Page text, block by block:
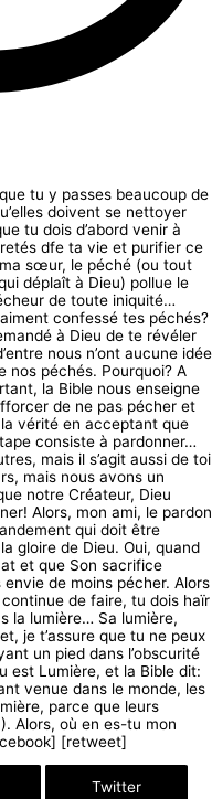
tu y passes beaucoup de
doivent se nettoyer
tu dois d’abord venir à
dfe ta vie et purifier ce
sœur, le péché (ou tout
déplaît à Dieu) pollue le
de toute iniquité…
confessé tes péchés?
à Dieu de te révéler
nous n’ont aucune idée
nos péchés. Pourquoi? A
la Bible nous enseigne
de ne pas pécher et
la vérité en acceptant que
consiste à pardonner…
mais il s’agit aussi de toi
mais nous avons un
notre Créateur, Dieu
Alors, mon ami, le pardon
qui doit être
gloire de Dieu. Oui, quand
et que Son sacrifice
de moins pécher. Alors
de faire, tu dois haïr
la lumière… Sa lumière,
je t’assure que tu ne peux
un pied dans l’obscurité
est Lumière, et la Bible dit:
venue dans le monde, les
parce que leurs
Alors, où en es-tu mon
[retweet]
Twitter